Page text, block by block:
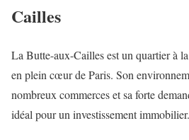
Cailles
La Butte-aux-Cailles est un quartier à
en plein cœur de Paris. Son
nombreux commerces et sa forte
idéal pour un investissement immobilier.